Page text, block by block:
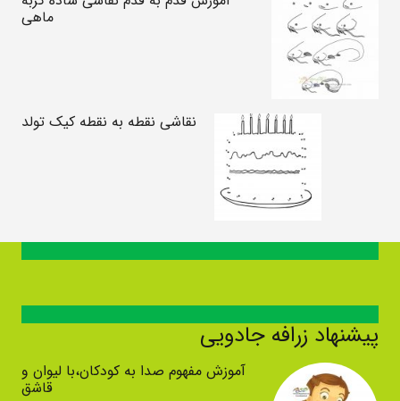
ماهی
نقاشی نقطه به نقطه کیک تولد
پیشنهاد زرافه جادویی
آموزش مفهوم صدا به کودکان،با لیوان و
قاشق